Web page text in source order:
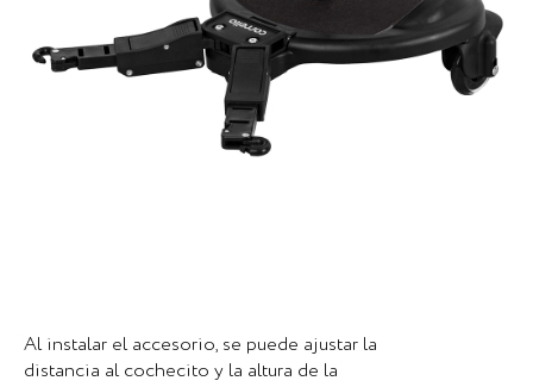
Al instalar el accesorio, se puede ajustar la
distancia al cochecito y la altura de la